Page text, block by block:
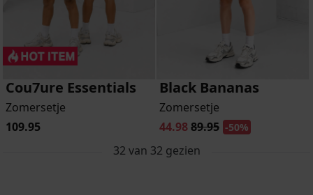
Cou7ure Essentials
Zomersetje
109.95
Black Bananas
Zomersetje
44.9889.95 -50%
32 van 32 gezien